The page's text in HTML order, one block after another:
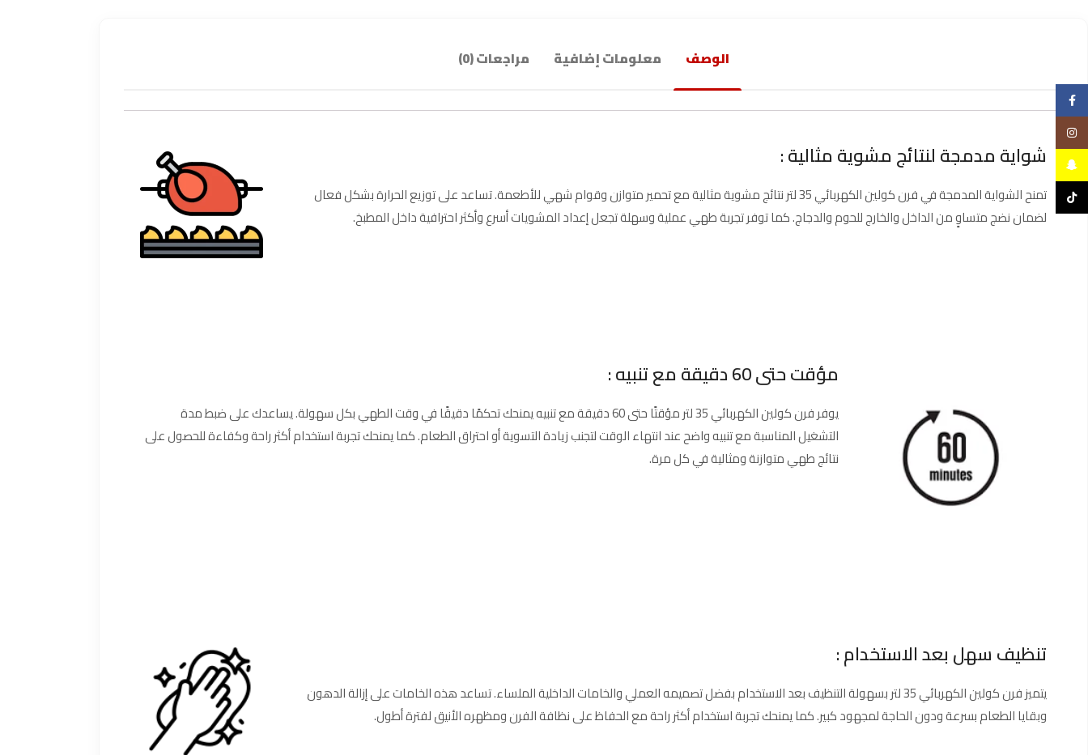
الوصف معلومات إضافية مراجعات (0)
شواية مدمجة لنتائج مشوية مثالية :
تمنح الشواية المدمجة في فرن كولين الكهربائي 35 لتر نتائج مشوية مثالية مع تحمير متوازن وقوام شهي للأطعمة. تساعد على توزيع الحرارة بشكل فعال
لضمان نضج متساوٍ من الداخل والخارج للحوم والدجاج. كما توفر تجربة طهي عملية وسهلة تجعل إعداد المشويات أسرع وأكثر احترافية داخل المطبخ.
مؤقت حتى 60 دقيقة مع تنبيه :
يوفر فرن كولين الكهربائي 35 لتر مؤقتًا حتى 60 دقيقة مع تنبيه يمنحك تحكمًا دقيقًا في وقت الطهي بكل سهولة. يساعدك على ضبط مدة
التشغيل المناسبة مع تنبيه واضح عند انتهاء الوقت لتجنب زيادة التسوية أو احتراق الطعام. كما يمنحك تجربة استخدام أكثر راحة وكفاءة للحصول على
نتائج طهي متوازنة ومثالية في كل مرة.
تنظيف سهل بعد الاستخدام :
يتميز فرن كولين الكهربائي 35 لتر بسهولة التنظيف بعد الاستخدام بفضل تصميمه العملي والخامات الداخلية الملساء. تساعد هذه الخامات على إزالة الدهون
وبقايا الطعام بسرعة ودون الحاجة لمجهود كبير. كما يمنحك تجربة استخدام أكثر راحة مع الحفاظ على نظافة الفرن ومظهره الأنيق لفترة أطول.
Snapchat
TikTok